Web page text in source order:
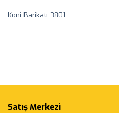
Koni Barikatı 3801
Satış Merkezi